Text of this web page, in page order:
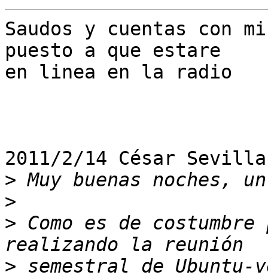
Saudos y cuentas con
puesto a que estare
en linea en la radio
2011/2/14 César
>
>
> Como es de
> semestral de